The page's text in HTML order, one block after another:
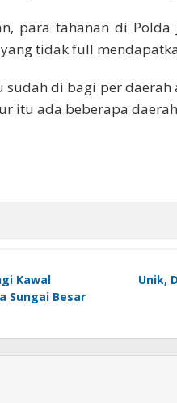
para tahanan di
tidak full
sudah di bagi per
itu ada beberapa
Kawal
Sungai Besar
Unik,